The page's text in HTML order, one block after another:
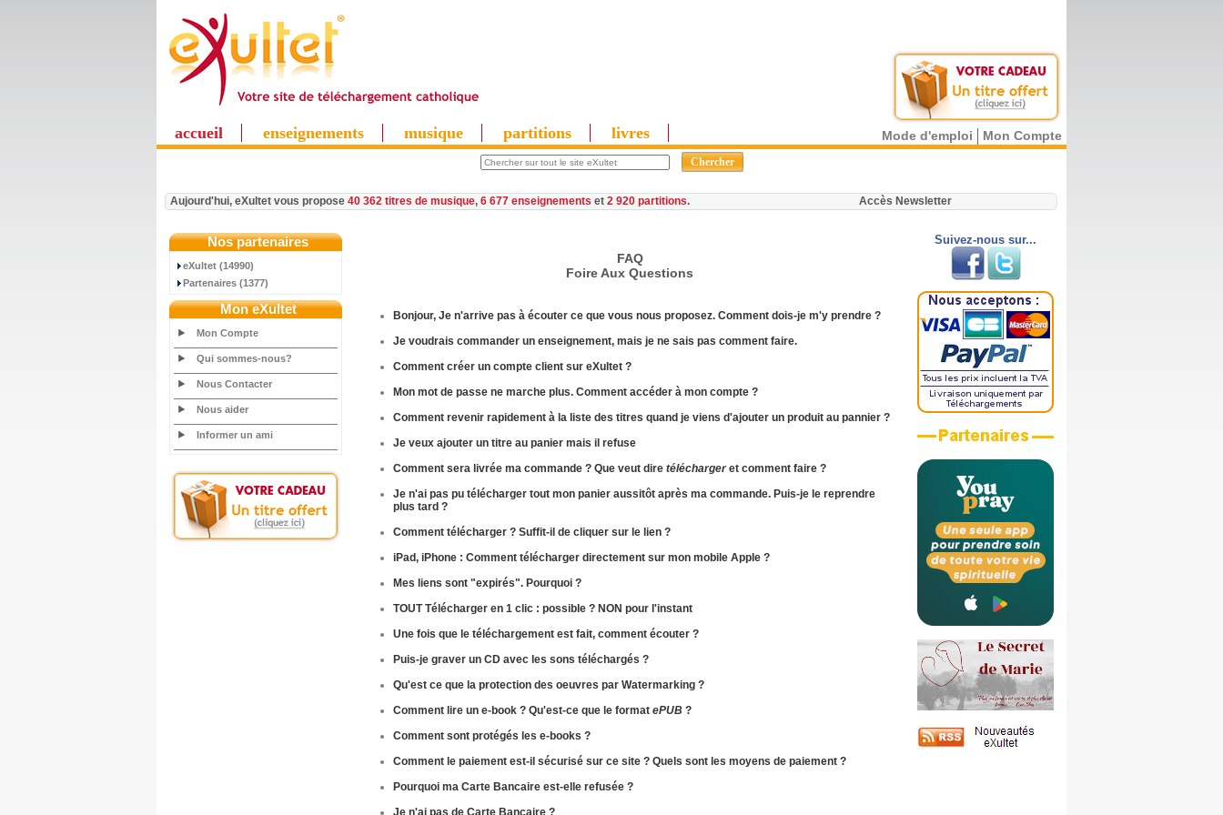
accueil enseignements musique partitions livres Mode d'emploi Mon Compte
Aujourd'hui, eXultet vous propose 40 362 titres de musique, 6 677 enseignements et 2 920 partitions. Accès Newsletter
Nos partenaires
eXultet (14990)
Partenaires (1377)
Mon eXultet
Mon Compte
Qui sommes-nous?
Nous Contacter
Nous aider
Informer un ami
FAQ
FoireAux Questions
Bonjour, Je n'arrive pas à écouter ce que vous nous proposez. Comment dois-je m'y prendre ?
Je voudrais commander un enseignement, mais je ne sais pas comment faire.
Comment créer un compte client sur eXultet ?
Mon mot de passe ne marche plus. Comment accéder à mon compte ?
Comment revenir rapidement à la liste des titres quand je viens d'ajouter un produit au pannier ?
Je veux ajouter un titre au panier mais il refuse
Comment sera livrée ma commande ? Que veut dire téléchargeret comment faire ?
Je n'ai pas pu télécharger tout mon panier aussitôt après ma commande. Puis-je le reprendre
plus tard ?
Comment télécharger ? Suffit-il de cliquer sur le lien ?
iPad, iPhone : Comment télécharger directement sur mon mobile Apple ?
Mes liens sont "expirés". Pourquoi ?
TOUT Télécharger en 1 clic : possible ? NON pour l'instant
Une fois que le téléchargement est fait, comment écouter ?
Puis-je graver un CD avec les sons téléchargés ?
Qu'est ce que la protection des oeuvres par Watermarking ?
Comment lire un e-book ? Qu'est-ce que le format ePUB ?
Comment sont protégés les e-books ?
Comment le paiement est-il sécurisé sur ce site ? Quels sont les moyens de paiement ?
Pourquoi ma Carte Bancaire est-elle refusée ?
Je n'ai pas de Carte Bancaire ?
Suivez-nous sur...